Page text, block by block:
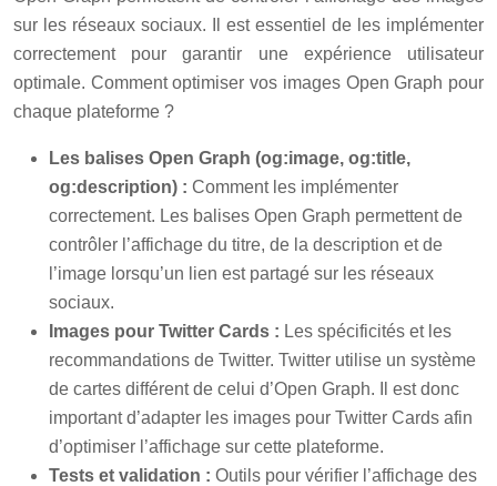
sur les réseaux sociaux. Il est essentiel de les implémenter
correctement pour garantir une expérience utilisateur
optimale. Comment optimiser vos images Open Graph pour
chaque plateforme ?
Les balises Open Graph (og:image, og:title,
og:description) : Comment les implémenter
correctement. Les balises Open Graph permettent de
contrôler l’affichage du titre, de la description et de
l’image lorsqu’un lien est partagé sur les réseaux
sociaux.
Images pour Twitter Cards : Les spécificités et les
recommandations de Twitter. Twitter utilise un système
de cartes différent de celui d’Open Graph. Il est donc
important d’adapter les images pour Twitter Cards afin
d’optimiser l’affichage sur cette plateforme.
Tests et validation : Outils pour vérifier l’affichage des